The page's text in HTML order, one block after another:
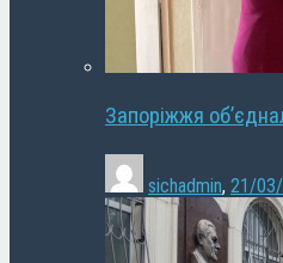
Запоріжжя
sichadmin, 21/